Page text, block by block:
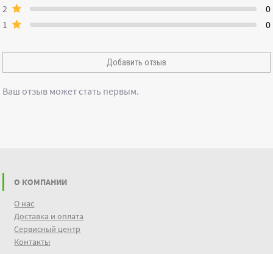
Ваш отзыв может стать первым.
2
0
1
0
Добавить отзыв
О КОМПАНИИ
О нас
Доставка и оплата
Сервисный центр
Контакты